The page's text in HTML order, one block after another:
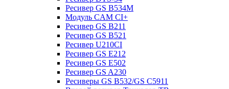
Ресивер GS B534M
Модуль CAM CI+
Ресивер GS B211
Ресивер GS B521
Ресивер U210CI
Ресивер GS E212
Ресивер GS E502
Ресивер GS A230
Ресиверы GS B532/GS C5911